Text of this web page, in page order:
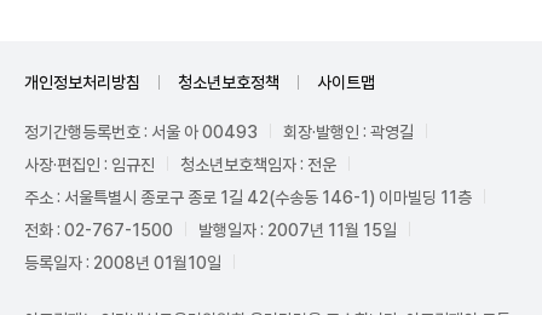
개인정보처리방침 청소년보호정책 사이트맵
정기간행등록번호 : 서울 아 00493
회장·발행인 : 곽영길
사장·편집인 : 임규진
청소년보호책임자 : 전운
주소 : 서울특별시 종로구 종로 1길 42(수송동 146-1) 이마빌딩 11층
전화 : 02-767-1500
발행일자 : 2007년 11월 15일
등록일자 : 2008년 01월10일